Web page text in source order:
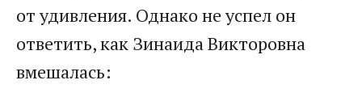
от удивления. Однако не успел он
ответить, как Зинаида Викторовна
вмешалась: